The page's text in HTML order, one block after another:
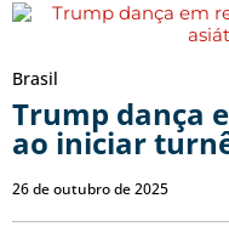
Brasil
Trump dança
ao iniciar
26 de outubro de 2025